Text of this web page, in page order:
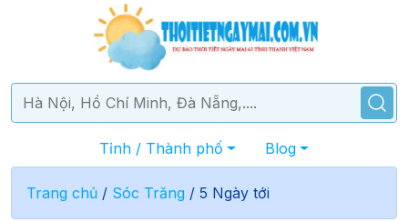
Tỉnh / Thành phố Blog
Trang chủ / Sóc Trăng / 5 Ngày tới